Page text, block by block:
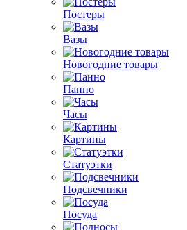
Постеры
Вазы
Новогодние товары
Панно
Часы
Картины
Статуэтки
Подсвечники
Посуда